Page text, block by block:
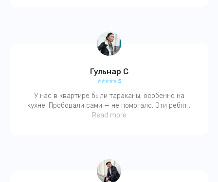
Гульнар С
⭐️⭐️⭐️⭐️⭐️ 5
У нас в квартире были тараканы, особенно на
кухне. Пробовали сами — не помогало. Эти ребята
всё сделали за один раз! Очень вежливый
Read more